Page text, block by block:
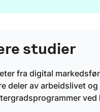
studier
fra digital
deler av arbeidslivet